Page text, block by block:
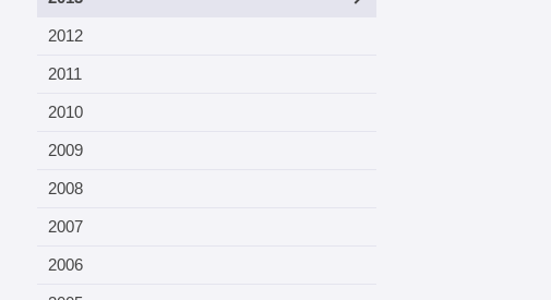
2012
2011
2010
2009
2008
2007
2006